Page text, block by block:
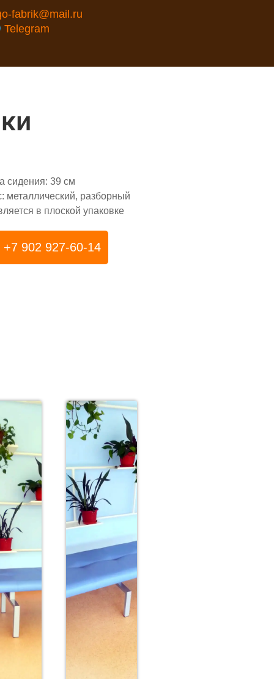
fabrik@mail.ru
Telegram
сидения: 39 см
металлический, разборный
в плоской упаковке
+7 902 927-60-14